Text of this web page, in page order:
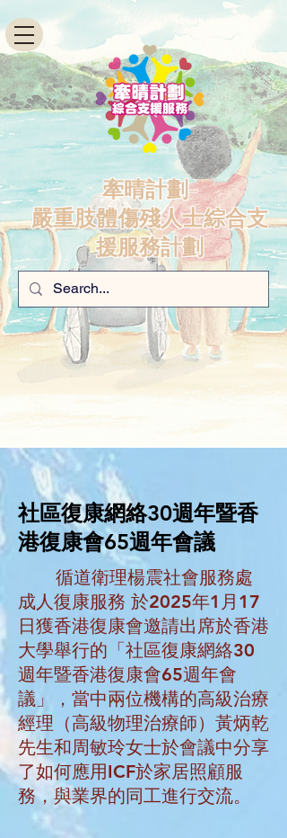
牽晴計劃-
嚴重肢體傷殘人士綜合支
援服務計劃
社區復康網絡30週年暨香
港復康會65週年會議
循道衛理楊震社會服務處
成人復康服務 於2025年1月17
日獲香港復康會邀請出席於香港
大學舉行的「社區復康網絡30
週年暨香港復康會65週年會
議」，當中兩位機構的高級治療
經理（高級物理治療師）黃炳乾
先生和周敏玲女士於會議中分享
了如何應用ICF於家居照顧服
務，與業界的同工進行交流。